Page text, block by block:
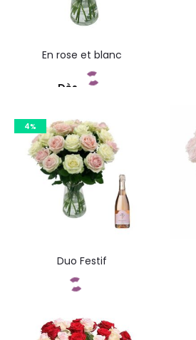
En rose et blanc
Dès
4%
Duo Festif
Commandez